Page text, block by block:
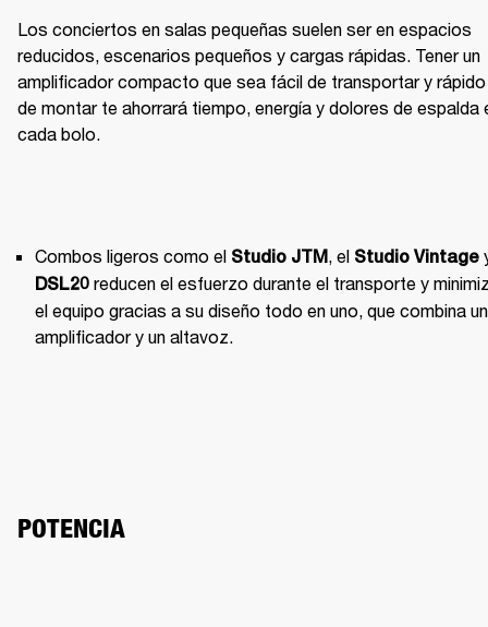
Los conciertos en salas pequeñas suelen ser en espacios
reducidos, escenarios pequeños y cargas rápidas. Tener un
amplificador compacto que sea fácil de transportar y rápido
de montar te ahorrará tiempo, energía y dolores de espalda
cada bolo.
Combos ligeros como el Studio JTM, el Studio Vintage
DSL20 reducen el esfuerzo durante el transporte y
el equipo gracias a su diseño todo en uno, que combina un
amplificador y un altavoz.
POTENCIA